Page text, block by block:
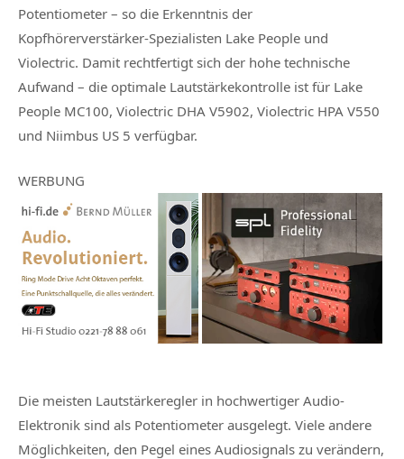
Potentiometer – so die Erkenntnis der
Kopfhörerverstärker-Spezialisten Lake People und
Violectric. Damit rechtfertigt sich der hohe technische
Aufwand – die optimale Lautstärkekontrolle ist für Lake
People MC100, Violectric DHA V5902, Violectric HPA V550
und Niimbus US 5 verfügbar.
WERBUNG
Die meisten Lautstärkeregler in hochwertiger Audio-
Elektronik sind als Potentiometer ausgelegt. Viele andere
Möglichkeiten, den Pegel eines Audiosignals zu verändern,